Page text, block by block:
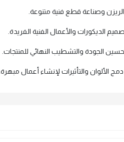
وصناعة قطع فنية متنوعة.
الديكورات والأعمال الفنية الفريدة.
الجودة والتشطيب النهائي للمنتجات.
الألوان والتأثيرات لإنشاء أعمال مبهرة.